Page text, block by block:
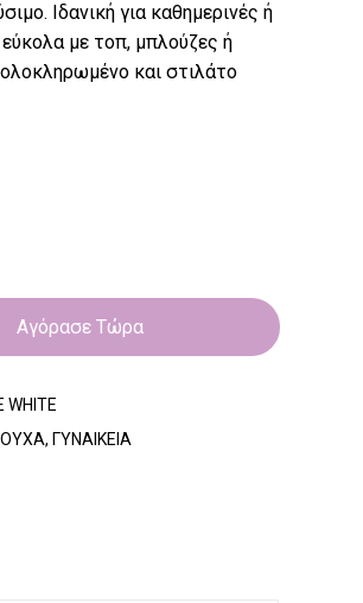
Ιδανική για καθημερινές ή
με τοπ, μπλούζες ή
και στιλάτο
Αγόρασε Τώρα
WHITE
, ΓΥΝΑΙΚΕΙΑ